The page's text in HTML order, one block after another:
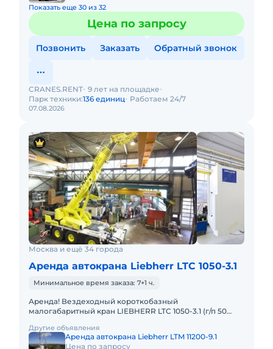
Показать еще 30 из 32
Цена по запросу
Позвонить Заказать Обратный звонок
07.08.2026
CRANES.RENT 9 лет на площадке
Парк техники:136 единиц Работаем 24/7
Москва и ещё 34 города
Аренда автокрана Liebherr LTC 1050-3.1
Минимальное время заказа: 7+1 ч.
Аренда! Вездеходный короткобазный
малогабаритный кран LIEBHERR LTC 1050-3.1 (г/п 50
маневренностью и проходимостью по бе
Другие объявления
Аренда автокрана Liebherr LTM 11200-9.1
Цена по запросу